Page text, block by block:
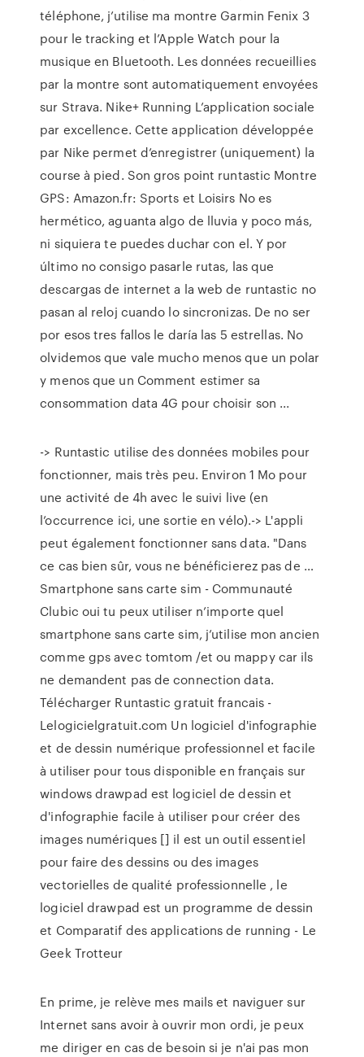
téléphone, j’utilise ma montre Garmin Fenix 3
pour le tracking et l’Apple Watch pour la
musique en Bluetooth. Les données recueillies
par la montre sont automatiquement envoyées
sur Strava. Nike+ Running L’application sociale
par excellence. Cette application développée
par Nike permet d’enregistrer (uniquement) la
course à pied. Son gros point runtastic Montre
GPS: Amazon.fr: Sports et Loisirs No es
hermético, aguanta algo de lluvia y poco más,
ni siquiera te puedes duchar con el. Y por
último no consigo pasarle rutas, las que
descargas de internet a la web de runtastic no
pasan al reloj cuando lo sincronizas. De no ser
por esos tres fallos le daría las 5 estrellas. No
olvidemos que vale mucho menos que un polar
y menos que un Comment estimer sa
consommation data 4G pour choisir son ...
-> Runtastic utilise des données mobiles pour
fonctionner, mais très peu. Environ 1 Mo pour
une activité de 4h avec le suivi live (en
l’occurrence ici, une sortie en vélo).-> L'appli
peut également fonctionner sans data. "Dans
ce cas bien sûr, vous ne bénéficierez pas de …
Smartphone sans carte sim - Communauté
Clubic oui tu peux utiliser n’importe quel
smartphone sans carte sim, j’utilise mon ancien
comme gps avec tomtom /et ou mappy car ils
ne demandent pas de connection data.
Télécharger Runtastic gratuit francais -
Lelogicielgratuit.com Un logiciel d'infographie
et de dessin numérique professionnel et facile
à utiliser pour tous disponible en français sur
windows drawpad est logiciel de dessin et
d'infographie facile à utiliser pour créer des
images numériques [] il est un outil essentiel
pour faire des dessins ou des images
vectorielles de qualité professionnelle , le
logiciel drawpad est un programme de dessin
et Comparatif des applications de running - Le
Geek Trotteur
En prime, je relève mes mails et naviguer sur
Internet sans avoir à ouvrir mon ordi, je peux
me diriger en cas de besoin si je n'ai pas mon